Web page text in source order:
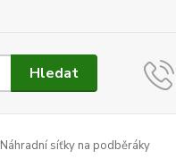
Hledat
Náhradní síťky na podběráky